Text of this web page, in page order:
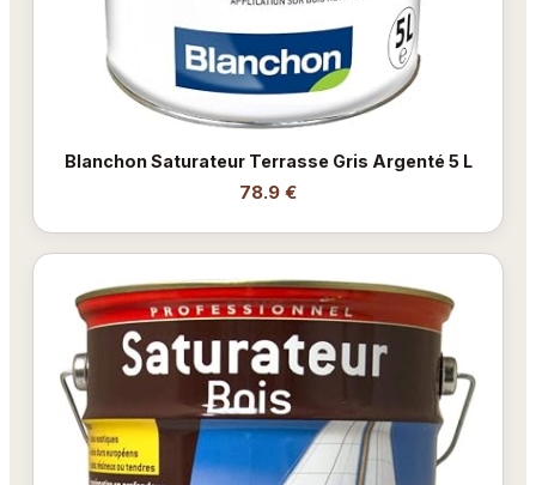
Blanchon Saturateur Terrasse Gris Argenté 5 L
78.9 €